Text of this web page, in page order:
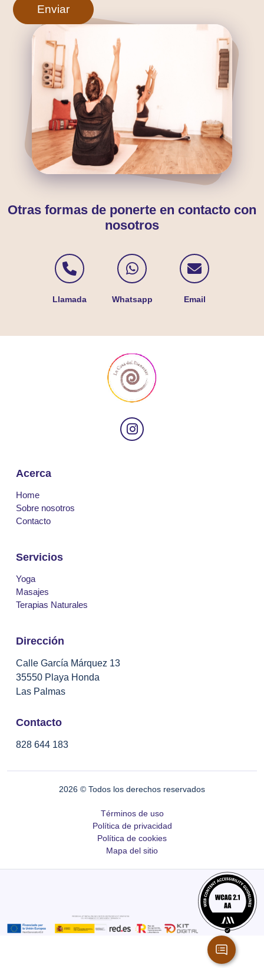
Otras formas de ponerte en contacto con
nosotros
Contactar por
Llamada
Contactar
Whatsapp Email
Síguenos en
Acerca
Home
Sobre nosotros
Contacto
Servicios
Yoga
Masajes
Terapias Naturales
Dirección
Calle García Márquez 13
35550 Playa Honda
Las Palmas
Contacto
828 644 183
2026 © Todos los derechos reservados
Términos de uso
Política de privacidad
Política de cookies
Mapa del sitio